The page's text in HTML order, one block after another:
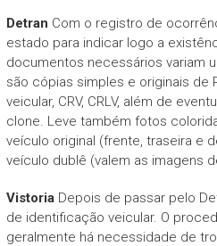
Detran Com o registro de
estado para indicar logo a
documentos necessários variam
são cópias simples e originais de
veicular, CRV, CRLV, além de
clone. Leve também fotos
veículo original (frente, traseira e
veículo dublê (valem as imagens
VistoriaDepois de passar pelo
de identificação veicular. O
geralmente há necessidade de